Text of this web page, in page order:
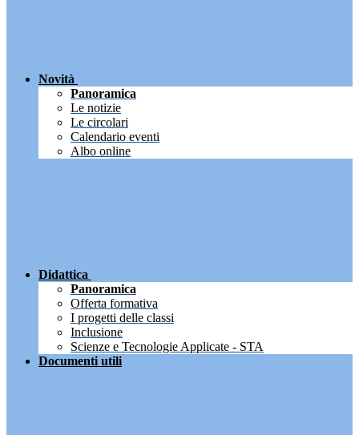
Novità
Panoramica
Le notizie
Le circolari
Calendario eventi
Albo online
Didattica
Panoramica
Offerta formativa
I progetti delle classi
Inclusione
Scienze e Tecnologie Applicate - STA
Documenti utili